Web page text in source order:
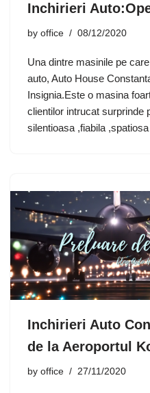
Inchirieri
by office 08/12/2020
Una dintre masinile pe
auto, Auto House
Insignia.Este o masina
clientilor intrucat surprinde
silentioasa ,fiabila
Inchirieri Auto
de la Aeroportul
by office 27/11/2020